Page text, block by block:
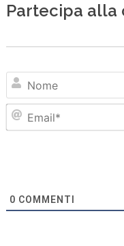
Partecipa alla
0 COMMENTI